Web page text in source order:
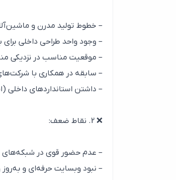
– خطوط تولید مدرن و
– وجود واحد طراحی داخلی
– موقعیت مناسب در نزدیکی
– سابقه در همکاری با
– داشتن استانداردهای داخلی (استاندارد
❌ 2. نقاط ضعف:
– عدم حضور قوی در شبکه‌های
– نبود وبسایت حرفه‌ای و